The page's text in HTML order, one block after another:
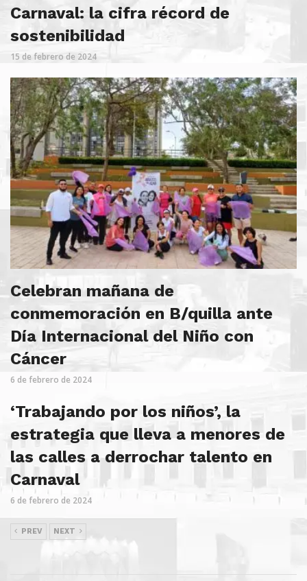
Carnaval: la cifra récord de
sostenibilidad
15 de febrero de 2024
Celebran mañana de
conmemoración en B/quilla ante
Día Internacional del Niño con
Cáncer
6 de febrero de 2024
‘Trabajando por los niños’, la
estrategia que lleva a menores de
las calles a derrochar talento en
Carnaval
6 de febrero de 2024
PREV NEXT